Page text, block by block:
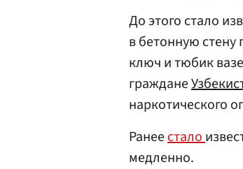
До этого стало
в бетонную стену
ключ и тюбик
граждане
наркотического
Ранеестало
медленно.